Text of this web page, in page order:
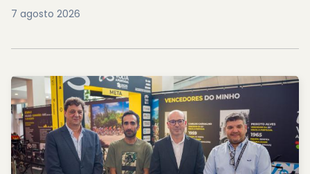
7 agosto 2026